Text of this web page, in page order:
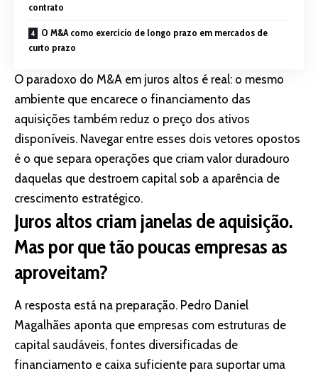
contrato
O M&A como exercício de longo prazo em mercados de
curto prazo
O paradoxo do M&A em juros altos é real: o mesmo
ambiente que encarece o financiamento das
aquisições também reduz o preço dos ativos
disponíveis. Navegar entre esses dois vetores opostos
é o que separa operações que criam valor duradouro
daquelas que destroem capital sob a aparência de
crescimento estratégico.
Juros altos criam janelas de aquisição.
Mas por que tão poucas empresas as
aproveitam?
A resposta está na preparação. Pedro Daniel
Magalhães aponta que empresas com estruturas de
capital saudáveis, fontes diversificadas de
financiamento e caixa suficiente para suportar uma